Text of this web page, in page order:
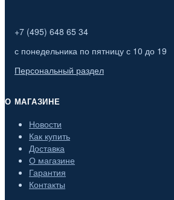
+7 (495) 648 65 34
с понедельника по пятницу с 10 до 19
Персональный раздел
О МАГАЗИНЕ
Новости
Как купить
Доставка
О магазине
Гарантия
Контакты